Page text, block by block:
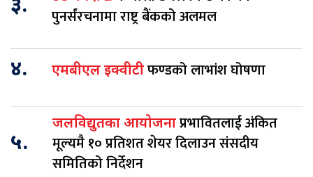
३.
पुनर्संरचनामा राष्ट्र बैंकको अलमल
४. एमबीएल इक्वीटीफण्डको लाभांश घोषणा
५.
जलविद्युतका आयोजनाप्रभावितलाई अंकित
मूल्यमै १० प्रतिशत शेयर दिलाउन संसदीय
समितिको निर्देशन